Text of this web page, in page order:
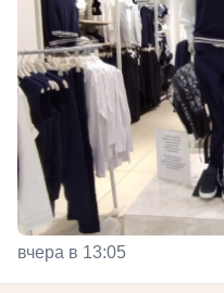
вчера в 13:05